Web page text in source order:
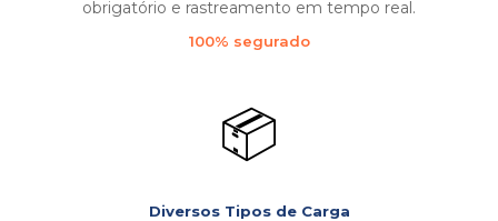
obrigatório e rastreamento em tempo real.
100% segurado
📦
Diversos Tipos de Carga